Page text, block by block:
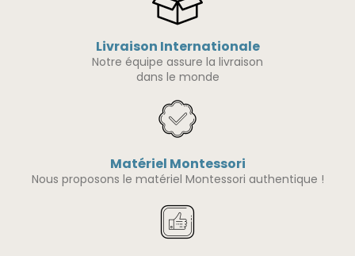
Livraison Internationale
Notre équipe assure la livraison
dans le monde
Matériel Montessori
Nous proposons le matériel Montessori authentique !